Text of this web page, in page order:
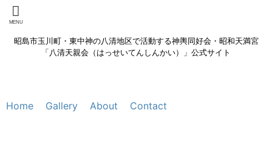
昭島市玉川町・東中神の八清地区で活動する神輿同好会・昭和天満宮
「八清天親会（はっせいてんしんかい）」公式サイト
Home Gallery About Contact